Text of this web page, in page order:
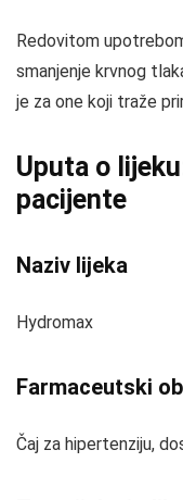
Redovitom
smanjenje krvnog
je za one koji traže
Uputa o
pacijente
Naziv lijeka
Hydromax
Farmaceutski
Čaj za hipertenziju,